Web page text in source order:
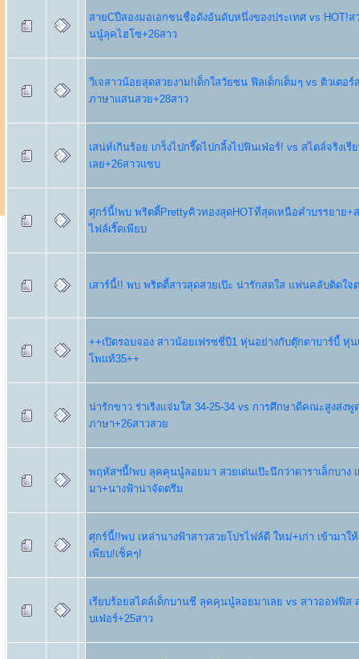
สายCปีสองมอเอกชนชื่อดังอันดับหนึ่งของประเทศ vs HOT!ส
นนู๋ลุคไฮโซ+26สาว
วีเจสาวน้อยสุดสวยงาม!เด็กใสวัยซน ฟิลเด็กเต็มๆ vs ติวเตอร์
ภาษาแสนสวย+28สาว
เสน่ห์เกินร้อย เกร็งไปกรี๊ดไปกลิ้งไปฟินเฟ่อร์! vs สไตล์จริงเรี
เลย+26สาวแซบ
ศุกร์นี้!พบ พริตตี้PrettyคิวทองสุดHOTที่สุดเหนือคำบรรยาย+
ไฟล์เริ๊ดเพียบ
เสาร์นี้!! พบ พริตตี้สาวสุดสวยเป๊ะ น่ารักสดใส แฟนคลับติดใจ
++เปิดรอบจอง สาวน้อยเฟรซชี่ปี1 หุ่นอย่างกับตุ๊กตาบาร์บี้ หุ่น
โพเเท้35++
น่ารักขาว ร่าเริงแจ่มใส 34-25-34 vs การศึกษาดีคณะสูงส่งพู
ภาษา+26สาวสวย
พฤหัสฯนี้!พบ ลุคคุนนู๋ลอยมา สวยเด่นเป๊ะนึกว่าดาราเล็กบาง
มา+นางฟ้าน่าจัดตรึม
ศุกร์นี้!!พบ เหล่านางฟ้าสาวสวยโปรไฟล์ดี ใหม่+เก่า เข้ามาใ
เพียบ!เช็คๆ!
เรียบร้อยสไตล์เด็กบานชี ลุคคุนนู๋ลอยมาเลย vs สาวออฟฟิส
บเฟ่อร์+25สาว